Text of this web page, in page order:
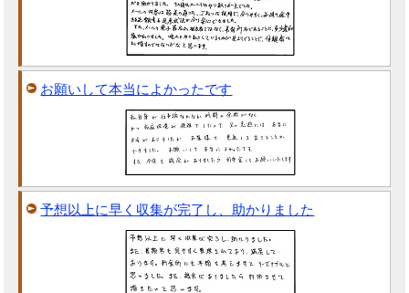
お願いして本当によかったです
予想以上に早く収集が完了し、助かりました